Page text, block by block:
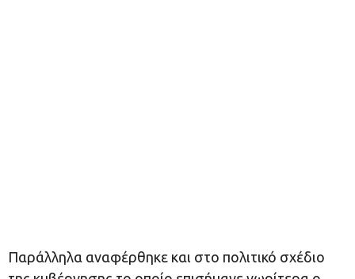
Παράλληλα αναφέρθηκε και στο πολιτικό σχέδιο